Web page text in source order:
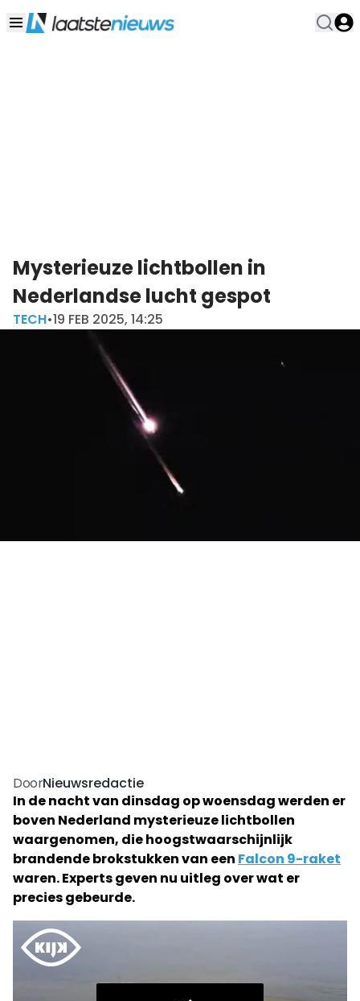
Mysterieuze lichtbollen in
Nederlandse lucht gespot
TECH•19 FEB 2025, 14:25
DoorNieuwsredactie
In de nacht van dinsdag op woensdag werden er
boven Nederland mysterieuze lichtbollen
waargenomen, die hoogstwaarschijnlijk
brandende brokstukken van een Falcon 9-raket
waren. Experts geven nu uitleg over wat er
precies gebeurde.